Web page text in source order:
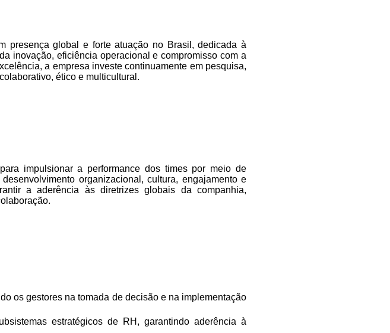
presença global e forte atuação no Brasil, dedicada à
inovação, eficiência operacional e compromisso com a
a empresa investe continuamente em pesquisa,
ético e multicultural.
impulsionar a performance dos times por meio de
organizacional, cultura, engajamento e
a aderência às diretrizes globais da companhia,
os gestores na tomada de decisão e na implementação
estratégicos de RH, garantindo aderência à